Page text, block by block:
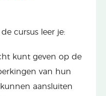
cursus leer je:
kunt geven op de
van hun
aansluiten